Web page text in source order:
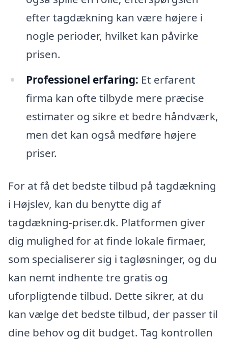
efter tagdækning kan være højere i
nogle perioder, hvilket kan påvirke
prisen.
Professionel erfaring: Et erfarent
firma kan ofte tilbyde mere præcise
estimater og sikre et bedre håndværk,
men det kan også medføre højere
priser.
For at få det bedste tilbud på tagdækning
i Højslev, kan du benytte dig af
tagdækning-priser.dk. Platformen giver
dig mulighed for at finde lokale firmaer,
som specialiserer sig i tagløsninger, og du
kan nemt indhente tre gratis og
uforpligtende tilbud. Dette sikrer, at du
kan vælge det bedste tilbud, der passer til
dine behov og dit budget. Tag kontrollen